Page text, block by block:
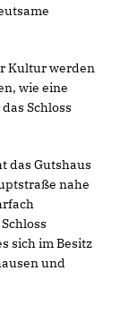
Kultur werden
wie eine
Schloss
das Gutshaus
nahe
sich im Besitz
und